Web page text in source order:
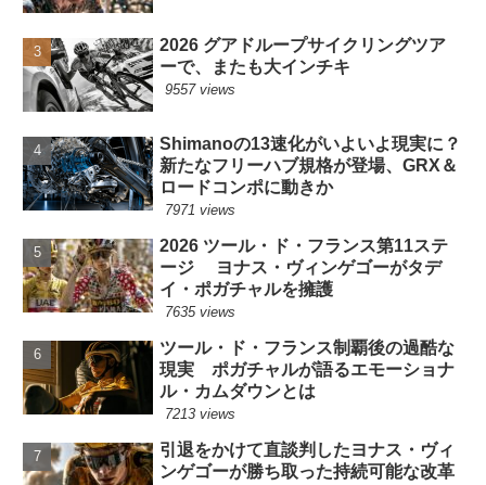
2026 グアドループサイクリングツア
ーで、またも大インチキ
9557 views
Shimanoの13速化がいよいよ現実に？
新たなフリーハブ規格が登場、GRX＆
ロードコンポに動きか
7971 views
2026 ツール・ド・フランス第11ステ
ージ ヨナス・ヴィンゲゴーがタデ
イ・ポガチャルを擁護
7635 views
ツール・ド・フランス制覇後の過酷な
現実 ポガチャルが語るエモーショナ
ル・カムダウンとは
7213 views
引退をかけて直談判したヨナス・ヴィ
ンゲゴーが勝ち取った持続可能な改革